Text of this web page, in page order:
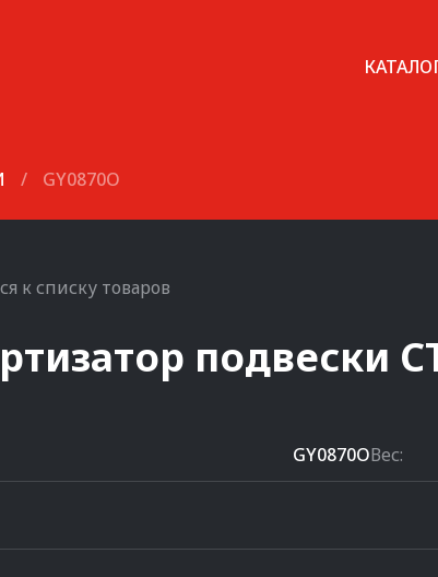
/ GY0870O
к списку товаров
подвески
GY0870OВес: